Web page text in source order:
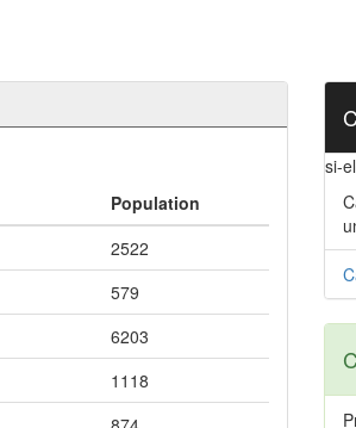
Population
2522
579
6203
1118
si-